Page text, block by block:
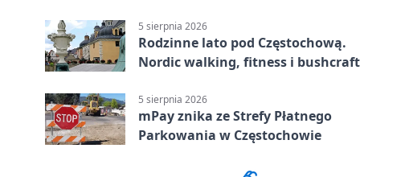
5 sierpnia 2026
Rodzinne lato pod Częstochową.
Nordic walking, fitness i bushcraft
5 sierpnia 2026
mPay znika ze Strefy Płatnego
Parkowania w Częstochowie